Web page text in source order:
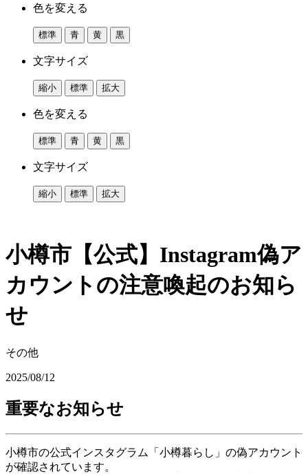
色を変える
標準 青 黄 黒
文字サイズ
縮小 標準 拡大
色を変える
標準 青 黄 黒
文字サイズ
縮小 標準 拡大
小樽市【公式】Instagram偽ア
カウントの注意喚起のお知ら
せ
その他
2025/08/12
重要なお知らせ
小樽市の公式インスタグラム「小樽暮らし」の偽アカウント
が確認されています。